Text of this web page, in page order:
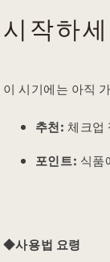
시작하
이 시기에는 아직
추천: 체크업
포인트: 식품
◆사용법 요령